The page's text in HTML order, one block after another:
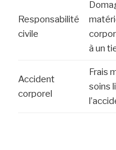
Responsabilité
civile
à un
Accident
corporel
Frais
soins